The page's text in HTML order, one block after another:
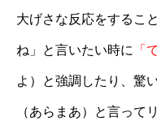
大げさな反応をするこ
ね」と言いたい時に 「
よ）と強調したり、驚
（あらまあ）と言って